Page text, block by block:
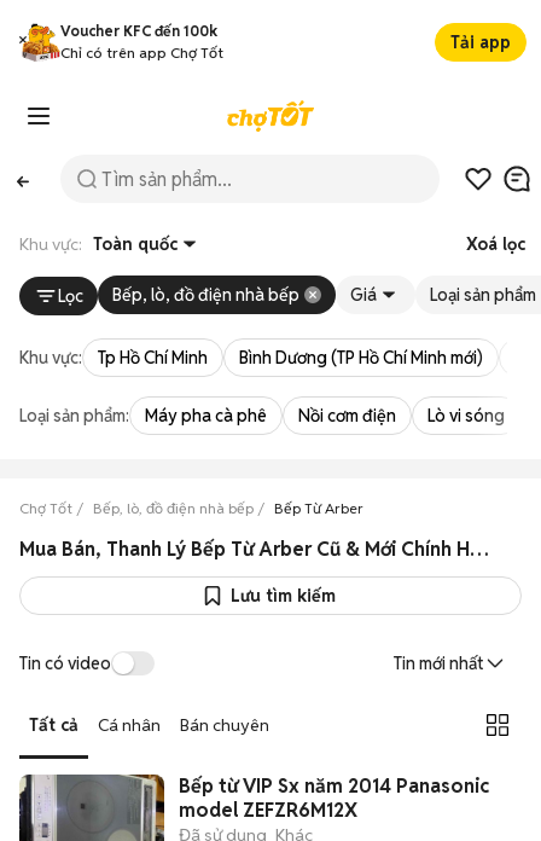
Voucher KFC đến 100k
Chỉ có trên app Chợ Tốt
Tải app
Khu vực: Toàn quốc Xoá lọc
Lọc Bếp, lò, đồ điện nhà bếp Giá Loại sản phẩm
Khu vực: Tp Hồ Chí Minh Bình Dương (TP Hồ Chí Minh mới)
Loại sản phẩm: Máy pha cà phê Nồi cơm điện Lò vi sóng
Chợ Tốt Bếp, lò, đồ điện nhà bếp Bếp Từ Arber
Mua Bán, Thanh Lý Bếp Từ Arber Cũ & Mới Chính Hãng Giá Rẻ
Lưu tìm kiếm
Tin có video Tin mới nhất
Tất cả Cá nhân Bán chuyên
Bếp từ VIP Sx năm 2014 Panasonic
model ZEFZR6M12X
Đã sử dụng Khác